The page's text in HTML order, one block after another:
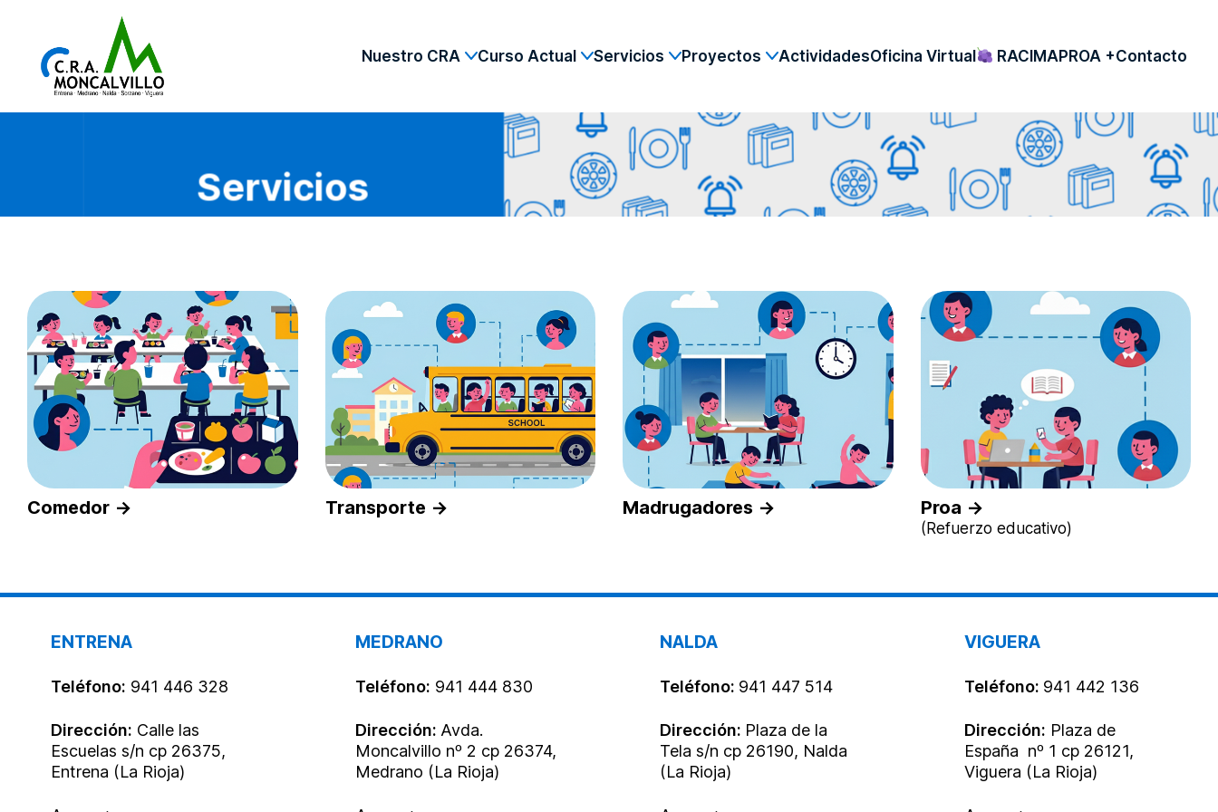
Nuestro CRA
– PRINCIPIOS Y VALORES
– ALUMNOS Y PROFESORADO
Curso Actual
– HORARIO
– LIBROS DE TEXTO
– ESCOLARIZACIÓN
– BECAS Y AYUDAS
Servicios
– TRANSPORTE
– MADRUGADORES
– PROA (REFUERZO EDUCATIVO)
Proyectos
– ALMAZUELA 2.0
– LA RIOJA ES NUESTRA TIERRA
– CENTRO EDUCATIVO DEPORTIVO
– ENGLISH CLASSROOM
ActividadesOficina Virtual RACIMAPROA +Contacto
Servicios
Comedor → Transporte → Madrugadores → Proa →
(Refuerzo educativo)
ENTRENA
Teléfono: 941 446 328
Dirección: Calle las
Escuelas s/n cp 26375,
Entrena (La Rioja)
MEDRANO
Teléfono: 941 444 830
Dirección: Avda.
Moncalvillo nº 2 cp 26374,
Medrano (La Rioja)
NALDA
Teléfono: 941 447 514
Dirección: Plaza de la
Tela s/n cp 26190, Nalda
(La Rioja)
VIGUERA
Teléfono: 941 442 136
Dirección: Plaza de
España nº 1 cp 26121,
Viguera (La Rioja)